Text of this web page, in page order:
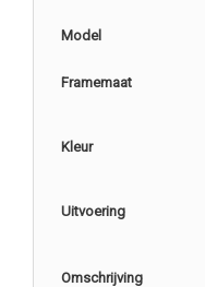
Model
Framemaat
Kleur
Uitvoering
Omschrijving